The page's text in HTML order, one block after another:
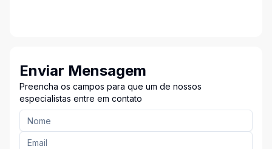
Enviar Mensagem
Preencha os campos para que um de nossos
especialistas entre em contato